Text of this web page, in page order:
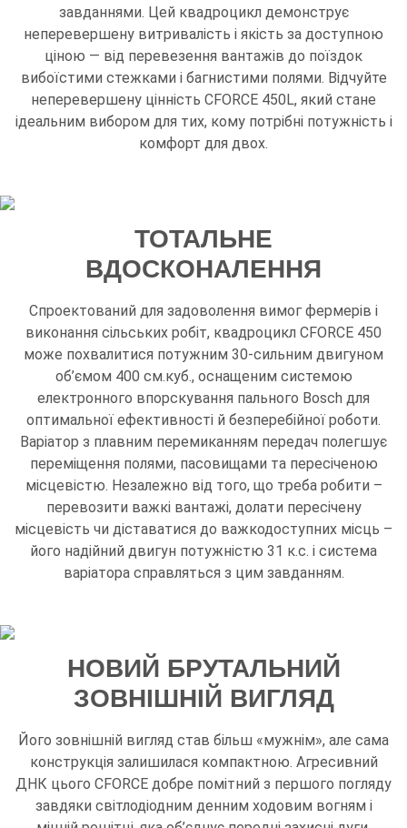
завданнями. Цей квадроцикл демонструє
неперевершену витривалість і якість за доступною
ціною — від перевезення вантажів до поїздок
вибоїстими стежками і багнистими полями. Відчуйте
неперевершену цінність CFORCE 450L, який стане
ідеальним вибором для тих, кому потрібні потужність і
комфорт для двох.
ТОТАЛЬНЕ
ВДОСКОНАЛЕННЯ
Спроектований для задоволення вимог фермерів і
виконання сільських робіт, квадроцикл CFORCE 450
може похвалитися потужним 30-сильним двигуном
об’ємом 400 см.куб., оснащеним системою
електронного впорскування пального Bosch для
оптимальної ефективності й безперебійної роботи.
Варіатор з плавним перемиканням передач полегшує
переміщення полями, пасовищами та пересіченою
місцевістю. Незалежно від того, що треба робити –
перевозити важкі вантажі, долати пересічену
місцевість чи діставатися до важкодоступних місць –
його надійний двигун потужністю 31 к.с. і система
варіатора справляться з цим завданням.
НОВИЙ БРУТАЛЬНИЙ
ЗОВНІШНІЙ ВИГЛЯД
Його зовнішній вигляд став більш «мужнім», але сама
конструкція залишилася компактною. Агресивний
ДНК цього CFORCE добре помітний з першого погляду
завдяки світлодіодним денним ходовим вогням і